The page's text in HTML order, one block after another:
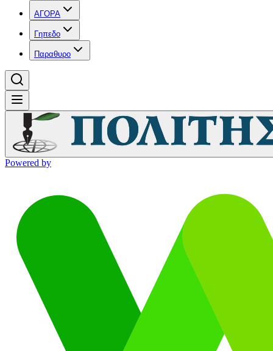
ΑΓΟΡΑ
Γηπεδο
Παραθυρο
Powered by